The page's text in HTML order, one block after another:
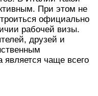
При этом не
официально
рабочей визы.
друзей и
является чаще всего